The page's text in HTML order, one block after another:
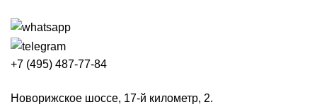
+7 (495) 487-77-84
Новорижское шоссе, 17-й километр, 2.